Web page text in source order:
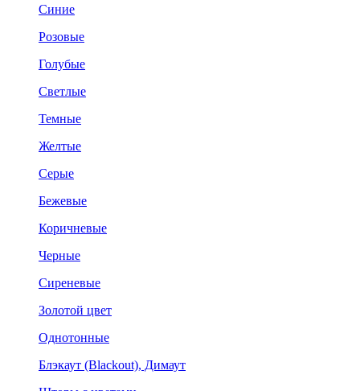
Синие
Розовые
Голубые
Светлые
Темные
Желтые
Серые
Бежевые
Коричневые
Черные
Сиреневые
Золотой цвет
Однотонные
Блэкаут (Blackout), Димаут